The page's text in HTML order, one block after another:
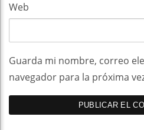
Web
Guarda mi nombre, correo
navegador para la próxima